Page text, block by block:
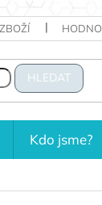
HLEDAT
Kdo jsme?